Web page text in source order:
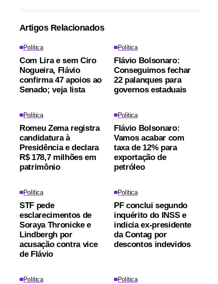
Artigos Relacionados
Política
Com Lira e sem Ciro
Nogueira, Flávio
confirma 47 apoios ao
Senado; veja lista
Política
Flávio Bolsonaro:
Conseguimos fechar
22 palanques para
governos estaduais
Política
Romeu Zema registra
candidatura à
Presidência e declara
R$ 178,7 milhões em
patrimônio
Política
Flávio Bolsonaro:
Vamos acabar com
taxa de 12% para
exportação de
petróleo
Política
STF pede
esclarecimentos de
Soraya Thronicke e
Lindbergh por
acusação contra vice
de Flávio
Política
PF conclui segundo
inquérito do INSS e
indicia ex-presidente
da Contag por
descontos indevidos
Política Política